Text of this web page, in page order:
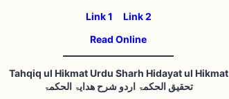
Link 1
Link 2
Read Online
Tahqiq ul Hikmat Urdu Sharh Hidayat ul Hikmat
تحقیق الحکمۃ اردو شرح ھدایۃ الحکمۃ